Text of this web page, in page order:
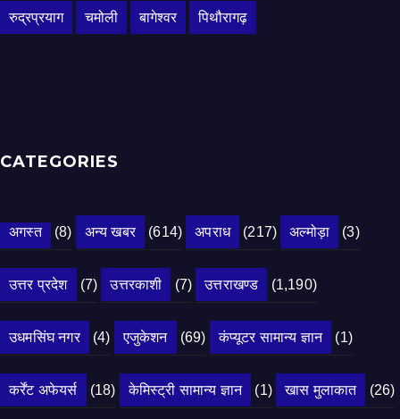
रुद्रप्रयाग चमोली बागेश्वर पिथौरागढ़
CATEGORIES
अगस्त (8) अन्य खबर (614) अपराध (217) अल्मोड़ा (3)
उत्तर प्रदेश (7) उत्तरकाशी (7) उत्तराखण्ड (1,190)
उधमसिंघ नगर (4) एजुकेशन (69) कंप्यूटर सामान्य ज्ञान (1)
कर्रेंट अफेयर्स (18) केमिस्ट्री सामान्य ज्ञान (1) खास मुलाकात (26)